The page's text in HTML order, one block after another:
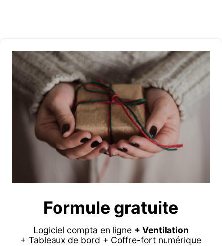
Formule gratuite
Logiciel compta en ligne + Ventilation
+ Tableaux de bord + Coffre-fort numérique